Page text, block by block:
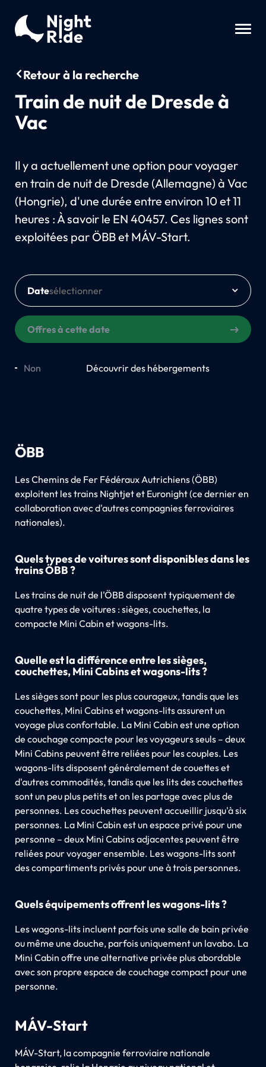
Retour à la recherche
Train de nuit de Dresde à
Vac
Il y a actuellement une option pour voyager
en train de nuit de Dresde (Allemagne) à Vac
(Hongrie), d'une durée entre environ 10 et 11
heures : À savoir le EN 40457. Ces lignes sont
exploitées par ÖBB et MÁV-Start.
Date
Offres à cette date
Non Découvrir des hébergements
ÖBB
Les Chemins de Fer Fédéraux Autrichiens (ÖBB)
exploitent les trains Nightjet et Euronight (ce dernier en
collaboration avec d'autres compagnies ferroviaires
nationales).
Quels types de voitures sont disponibles dans les
trains ÖBB ?
Les trains de nuit de l'ÖBB disposent typiquement de
quatre types de voitures : sièges, couchettes, la
compacte Mini Cabin et wagons-lits.
Quelle est la différence entre les sièges,
couchettes, Mini Cabins et wagons-lits ?
Les sièges sont pour les plus courageux, tandis que les
couchettes, Mini Cabins et wagons-lits assurent un
voyage plus confortable. La Mini Cabin est une option
de couchage compacte pour les voyageurs seuls – deux
Mini Cabins peuvent être reliées pour les couples. Les
wagons-lits disposent généralement de couettes et
d'autres commodités, tandis que les lits des couchettes
sont un peu plus petits et on les partage avec plus de
personnes. Les couchettes peuvent accueillir jusqu'à six
personnes. La Mini Cabin est un espace privé pour une
personne – deux Mini Cabins adjacentes peuvent être
reliées pour voyager ensemble. Les wagons-lits sont
des compartiments privés pour une à trois personnes.
Quels équipements offrent les wagons-lits ?
Les wagons-lits incluent parfois une salle de bain privée
ou même une douche, parfois uniquement un lavabo. La
Mini Cabin offre une alternative privée plus abordable
avec son propre espace de couchage compact pour une
personne.
MÁV-Start
MÁV-Start, la compagnie ferroviaire nationale